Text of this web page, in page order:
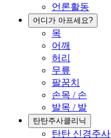
언론활동
어디가 아프세요?
목
어깨
허리
무릎
팔꿈치
손목 / 손
발목 / 발
탄탄주사클리닉
탄탄 신경주사